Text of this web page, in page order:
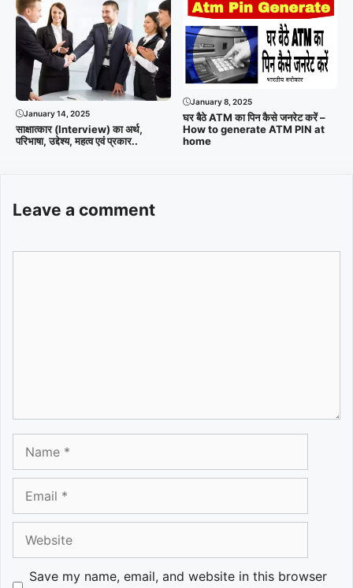
January 14, 2025
साक्षात्कार (Interview) का अर्थ,
परिभाषा, उद्देश्य, महत्व एवं प्रकार..
January 8, 2025
घर बैठे ATM का पिन कैसे जनरेट करें –
How to generate ATM PIN at
home
Leave a comment
Save my name, email, and website in this browser